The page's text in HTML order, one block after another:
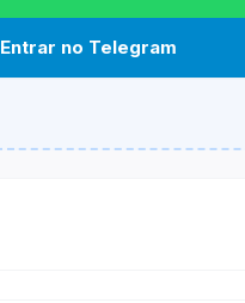
Entrar no Telegram